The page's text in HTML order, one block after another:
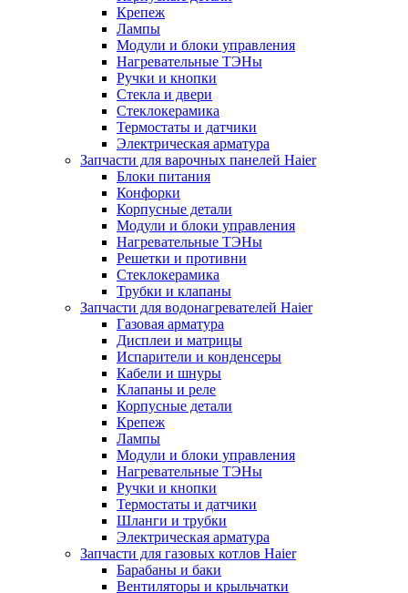
Крепеж
Лампы
Модули и блоки управления
Нагревательные ТЭНы
Ручки и кнопки
Стекла и двери
Стеклокерамика
Термостаты и датчики
Электрическая арматура
Запчасти для варочных панелей Haier
Блоки питания
Конфорки
Корпусные детали
Модули и блоки управления
Нагревательные ТЭНы
Решетки и противни
Стеклокерамика
Трубки и клапаны
Запчасти для водонагревателей Haier
Газовая арматура
Дисплеи и матрицы
Испарители и конденсеры
Кабели и шнуры
Клапаны и реле
Корпусные детали
Крепеж
Лампы
Модули и блоки управления
Нагревательные ТЭНы
Ручки и кнопки
Термостаты и датчики
Шланги и трубки
Электрическая арматура
Запчасти для газовых котлов Haier
Барабаны и баки
Вентиляторы и крыльчатки